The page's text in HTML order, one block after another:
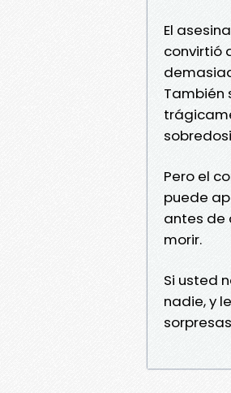
El
convirtió
También
Pero el
puede
antes de
morir.
Si usted
nadie, y